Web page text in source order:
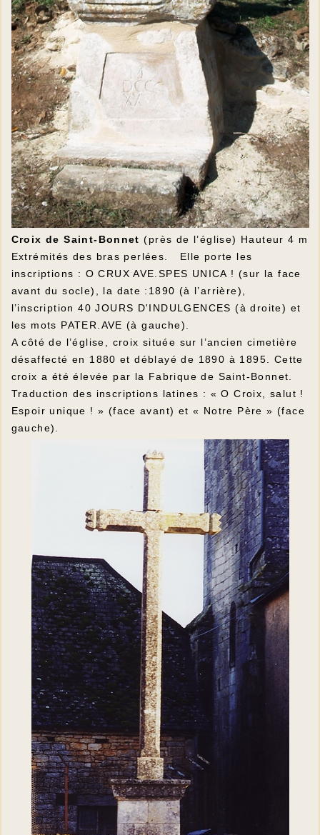
Croix de Saint-Bonnet(près de l’église) Hauteur 4 m
Extrémités des bras perlées. Elle porte les
inscriptions : O CRUX AVE.SPES UNICA ! (sur la face
avant du socle), la date :1890 (à l’arrière),
l’inscription 40 JOURS D'INDULGENCES (à droite) et
les mots PATER.AVE (à gauche).
A côté de l’église, croix située sur l’ancien cimetière
désaffecté en 1880 et déblayé de 1890 à 1895. Cette
croix a été élevée par la Fabrique de Saint-Bonnet.
Traduction des inscriptions latines : « O Croix, salut !
Espoir unique ! » (face avant) et « Notre Père » (face
gauche).